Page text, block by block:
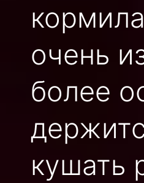
очень
более
кушать